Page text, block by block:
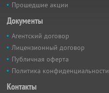
Прошедшие акции
Документы
Агентский договор
Лицензионный договор
Публичная оферта
Политика конфиденциальности
Контакты